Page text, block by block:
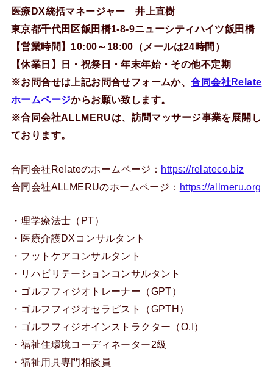
医療DX統括マネージャー 井上直樹
東京都千代田区飯田橋1-8-9ニューシティハイツ飯田橋
【営業時間】10:00～18:00（メールは24時間）
【休業日】日・祝祭日・年末年始・その他不定期
※お問合せは上記お問合せフォームか、合同会社Relate
ホームページからお願い致します。
※合同会社ALLMERUは、訪問マッサージ事業を展開し
ております。
合同会社Relateのホームページ： https://relateco.biz
合同会社ALLMERUのホームページ： https://allmeru.org
・理学療法士（PT）
・医療介護DXコンサルタント
・フットケアコンサルタント
・リハビリテーションコンサルタント
・ゴルフフィジオトレーナー（GPT）
・ゴルフフィジオセラピスト（GPTH）
・ゴルフフィジオインストラクター（O.I）
・福祉住環境コーディネーター2級
・福祉用具専門相談員